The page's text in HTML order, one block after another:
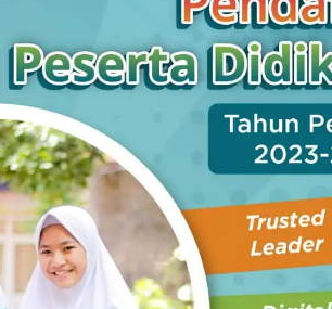
kebutuhan makan sehari-hari.
jadi buruh di sawah. Tubuh
75-an tahun.
cucu tinggal bersamanya.
Kondisi pandemi, berdampak ter-
harinya, tidak pasti yang bisa
sampah rumah tangga.